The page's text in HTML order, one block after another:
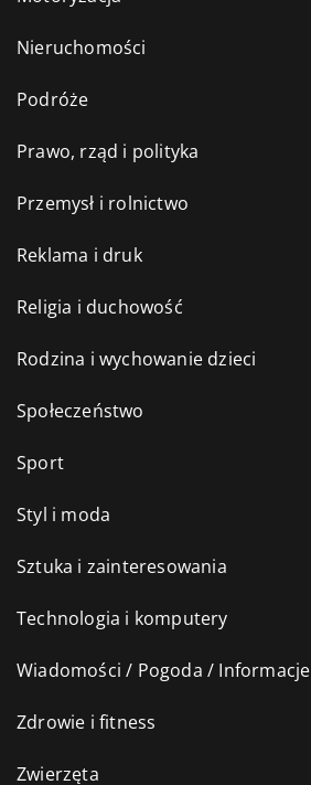
Nieruchomości
Podróże
Prawo, rząd i polityka
Przemysł i rolnictwo
Reklama i druk
Religia i duchowość
Rodzina i wychowanie dzieci
Społeczeństwo
Sport
Styl i moda
Sztuka i zainteresowania
Technologia i komputery
Wiadomości / Pogoda / Informacje
Zdrowie i fitness
Zwierzęta